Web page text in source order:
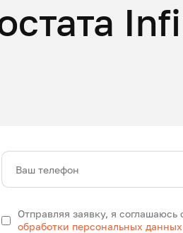
Ваш телефон
Отправляя заявку, я соглашаюсь
обработки персональных данных